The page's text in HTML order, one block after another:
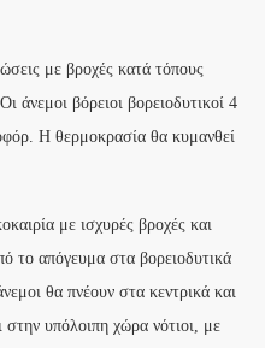
με βροχές κατά τόπους
άνεμοι βόρειοι βορειοδυτικοί 4
Η θερμοκρασία θα κυμανθεί
με ισχυρές βροχές και
το απόγευμα στα βορειοδυτικά
θα πνέουν στα κεντρικά και
στην υπόλοιπη χώρα νότιοι, με